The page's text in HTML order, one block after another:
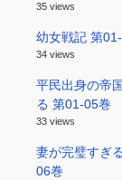
35 views
幼女戦記 第
34 views
平民出身の帝
る 第01-05巻
33 views
妻が完璧すぎ
06巻